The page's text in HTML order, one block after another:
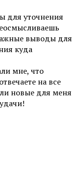
для уточнения
выводы для
куда
мне, что
на все
новые для меня